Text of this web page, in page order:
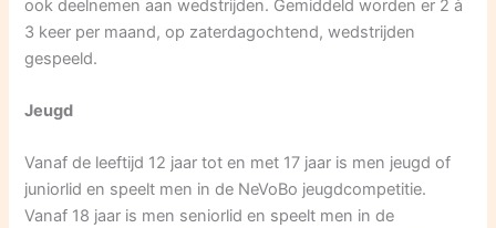
ook deelnemen aan wedstrijden. Gemiddeld worden er 2 à
3 keer per maand, op zaterdagochtend, wedstrijden
gespeeld.
Jeugd
Vanaf de leeftijd 12 jaar tot en met 17 jaar is men jeugd of
juniorlid en speelt men in de NeVoBo jeugdcompetitie.
Vanaf 18 jaar is men seniorlid en speelt men in de